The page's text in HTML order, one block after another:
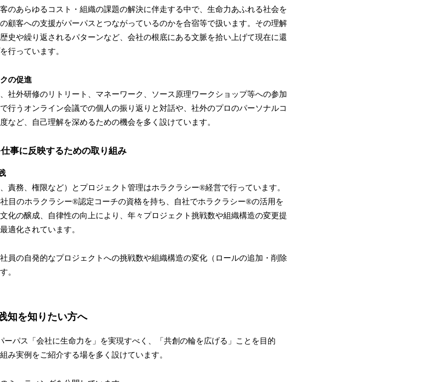
のあらゆるコスト・組織の課題の解決に伴走する中で、生命力あふれる社会を
顧客への支援がパーパスとつながっているのかを合宿等で扱います。その理解
史や繰り返されるパターンなど、会社の根底にある文脈を拾い上げて現在に還
行っています。
の促進
社外研修のリトリート、マネーワーク、ソース原理ワークショップ等への参加
行うオンライン会議での個人の振り返りと対話や、社外のプロのパーソナルコ
など、自己理解を深めるための機会を多く設けています。
事に反映するための取り組み
責務、権限など）とプロジェクト管理はホラクラシー®経営で行っています。
目のホラクラシー®認定コーチの資格を持ち、自社でホラクラシー®の活用を
化の醸成、自律性の向上により、年々プロジェクト挑戦数や組織構造の変更提
適化されています。
員の自発的なプロジェクトへの挑戦数や組織構造の変化（ロールの追加・削除
。
知を知りたい方へ
ーパス「会社に生命力を」を実現すべく、「共創の輪を広げる」ことを目的
み実例をご紹介する場を多く設けています。